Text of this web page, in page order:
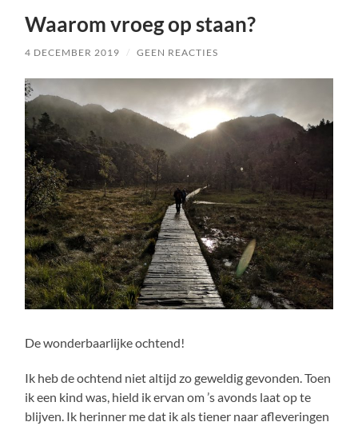
Waarom vroeg op staan?
4 DECEMBER 2019 / GEEN REACTIES
De wonderbaarlijke ochtend!
Ik heb de ochtend niet altijd zo geweldig gevonden. Toen
ik een kind was, hield ik ervan om ’s avonds laat op te
blijven. Ik herinner me dat ik als tiener naar afleveringen